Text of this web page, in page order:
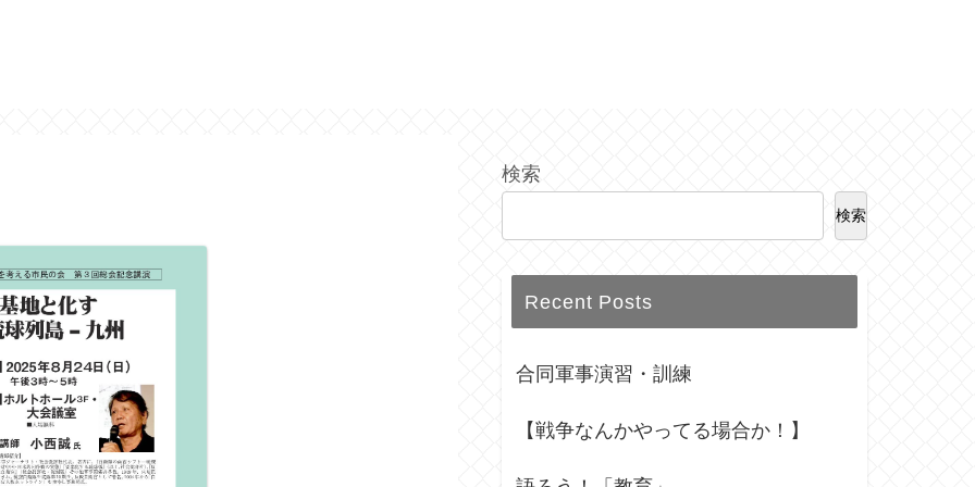
検索
検索
Recent Posts
合同軍事演習・訓練
【戦争なんかやってる場合か！】